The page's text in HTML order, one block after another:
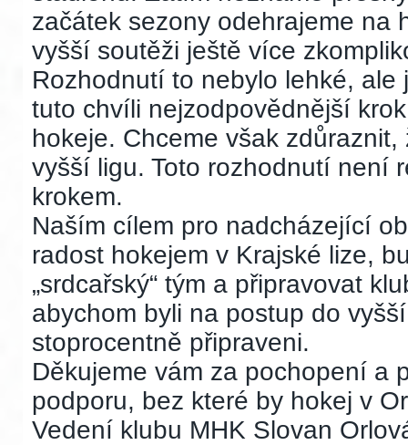
začátek sezony odehrajeme na
vyšší soutěži ještě více
Rozhodnutí to nebylo lehké,
tuto chvíli nejzodpovědnější
hokeje. Chceme však
vyšší ligu. Toto rozhodnutí není
krokem.
Naším cílem pro nadcházející
radost hokejem v Krajské lize,
„srdcařský“ tým a připravovat
abychom byli na postup do
stoprocentně připraveni.
Děkujeme vám za pochopení a
podporu, bez které by hokej v
Vedení klubu MHK Slovan